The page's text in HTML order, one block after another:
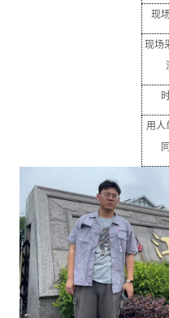
现
现场
用人